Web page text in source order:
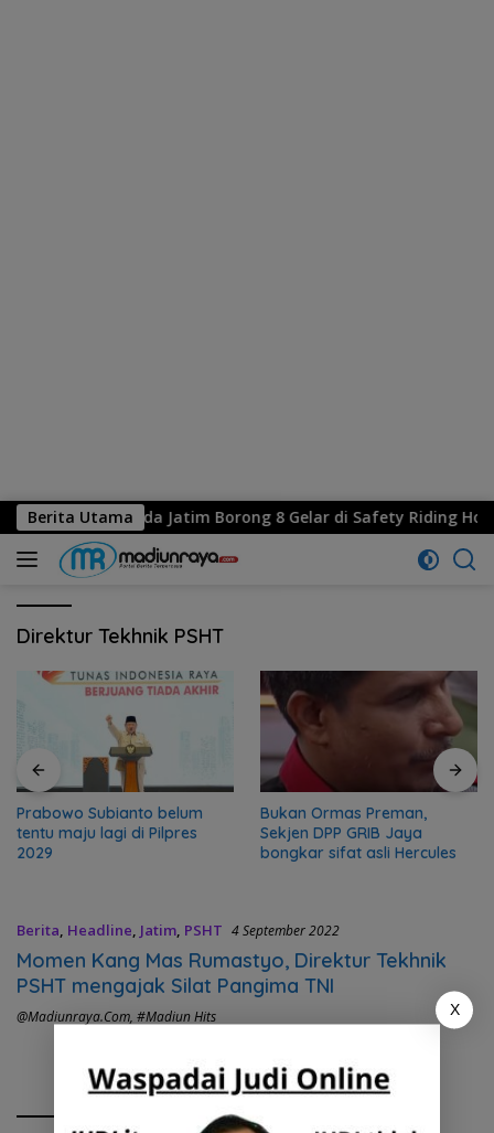
Berita Utama
MPM Honda Jatim Borong 8 Gelar di Safety Riding Honda
Direktur Tekhnik PSHT
Prabowo Subianto belum
tentu maju lagi di Pilpres
2029
Bukan Ormas Preman,
Sekjen DPP GRIB Jaya
bongkar sifat asli Hercules
Berita, Headline, Jatim, PSHT 4 September 2022
Momen Kang Mas Rumastyo, Direktur Tekhnik
PSHT mengajak Silat Pangima TNI
@madiunraya.com, #Madiun Hits X